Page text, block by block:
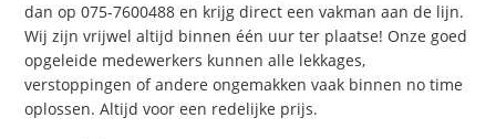
dan op 075-7600488 en krijg direct een vakman aan de lijn.
Wij zijn vrijwel altijd binnen één uur ter plaatse! Onze goed
opgeleide medewerkers kunnen alle lekkages,
verstoppingen of andere ongemakken vaak binnen no time
oplossen. Altijd voor een redelijke prijs.